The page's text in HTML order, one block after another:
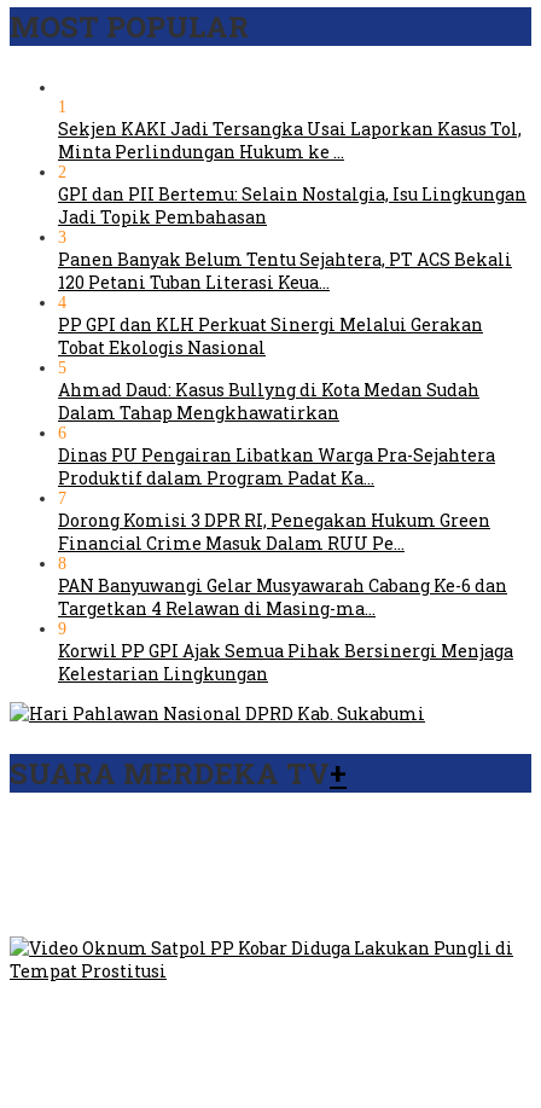
MOST POPULAR
1
Sekjen KAKI Jadi Tersangka Usai Laporkan Kasus Tol,
Minta Perlindungan Hukum ke …
2
GPI dan PII Bertemu: Selain Nostalgia, Isu Lingkungan
Jadi Topik Pembahasan
3
Panen Banyak Belum Tentu Sejahtera, PT ACS Bekali
120 Petani Tuban Literasi Keua…
4
PP GPI dan KLH Perkuat Sinergi Melalui Gerakan
Tobat Ekologis Nasional
5
Ahmad Daud: Kasus Bullyng di Kota Medan Sudah
Dalam Tahap Mengkhawatirkan
6
Dinas PU Pengairan Libatkan Warga Pra-Sejahtera
Produktif dalam Program Padat Ka…
7
Dorong Komisi 3 DPR RI, Penegakan Hukum Green
Financial Crime Masuk Dalam RUU Pe…
8
PAN Banyuwangi Gelar Musyawarah Cabang Ke-6 dan
Targetkan 4 Relawan di Masing-ma…
9
Korwil PP GPI Ajak Semua Pihak Bersinergi Menjaga
Kelestarian Lingkungan
SUARA MERDEKA TV+